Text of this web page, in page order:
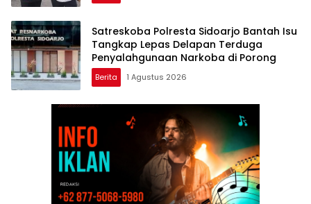
Satreskoba Polresta Sidoarjo Bantah Isu
Tangkap Lepas Delapan Terduga
Penyalahgunaan Narkoba di Porong
Berita 1 Agustus 2026